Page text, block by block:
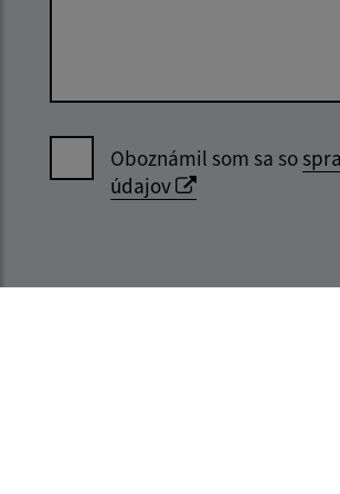
Oboznámil som sa so
údajov